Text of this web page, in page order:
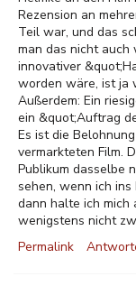
Rezension an
Teil war, und das
man das nicht auch
innovativer
worden wäre, ist ja
Außerdem: Ein
ein &quot;Auftrag
Es ist die
vermarkteten Film.
Publikum dasselbe
sehen, wenn ich
dann halte ich mich
wenigstens nicht
Permalink